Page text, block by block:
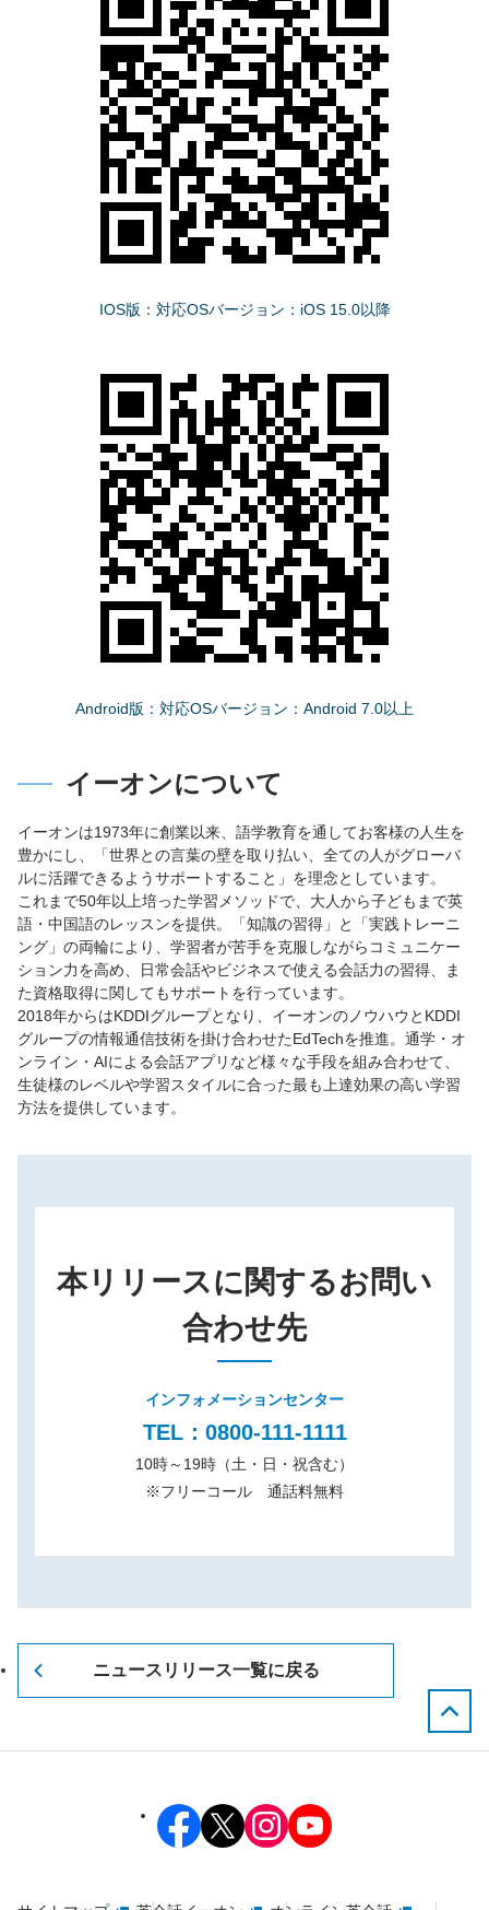
IOS版：対応OSバージョン：iOS 15.0以降
Android版：対応OSバージョン：Android 7.0以上
イーオンについて
イーオンは1973年に創業以来、語学教育を通してお客様の人生を
豊かにし、「世界との言葉の壁を取り払い、全ての人がグローバ
ルに活躍できるようサポートすること」を理念としています。
これまで50年以上培った学習メソッドで、大人から子どもまで英
語・中国語のレッスンを提供。「知識の習得」と「実践トレーニ
ング」の両輪により、学習者が苦手を克服しながらコミュニケー
ション力を高め、日常会話やビジネスで使える会話力の習得、ま
た資格取得に関してもサポートを行っています。
2018年からはKDDIグループとなり、イーオンのノウハウとKDDI
グループの情報通信技術を掛け合わせたEdTechを推進。通学・オ
ンライン・AIによる会話アプリなど様々な手段を組み合わせて、
生徒様のレベルや学習スタイルに合った最も上達効果の高い学習
方法を提供しています。
本リリースに関するお問い
合わせ先
インフォメーションセンター
TEL：0800-111-1111
10時～19時（土・日・祝含む）
※フリーコール 通話料無料
ニュースリリース一覧に戻る